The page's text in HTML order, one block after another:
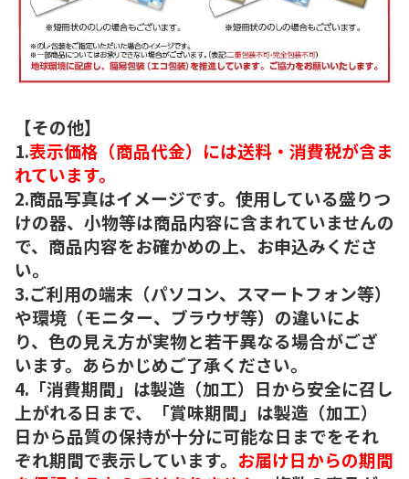
【その他】
1.表示価格（商品代金）には送料・消費税が含ま
れています。
2.商品写真はイメージです。使用している盛りつ
けの器、小物等は商品内容に含まれていませんの
で、商品内容をお確かめの上、お申込みくださ
い。
3.ご利用の端末（パソコン、スマートフォン等）
や環境（モニター、ブラウザ等）の違いによ
り、色の見え方が実物と若干異なる場合がござ
います。あらかじめご了承ください。
4.「消費期間」は製造（加工）日から安全に召し
上がれる日まで、「賞味期間」は製造（加工）
日から品質の保持が十分に可能な日までをそれ
ぞれ期間で表示しています。 お届け日からの期間